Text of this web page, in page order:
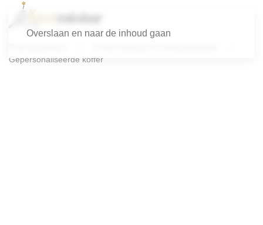
Overslaan en naar de inhoud gaan
Gepersonaliseerde koffer